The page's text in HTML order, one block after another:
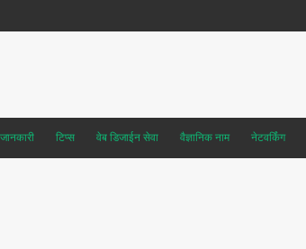
टिप्स वेब डिजाईन सेवा वैज्ञानिक नाम नेटवर्किंग